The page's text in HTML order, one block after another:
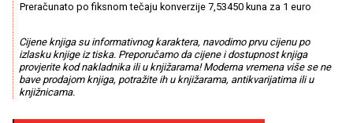
Preračunato po fiksnom tečaju konverzije 7,53450 kuna za 1 euro
Cijene knjiga su informativnog karaktera, navodimo prvu cijenu po
izlasku knjige iz tiska. Preporučamo da cijene i dostupnost knjiga
provjerite kod nakladnika ili u knjižarama! Moderna vremena više se ne
bave prodajom knjiga, potražite ih u knjižarama, antikvarijatima ili u
knjižnicama.